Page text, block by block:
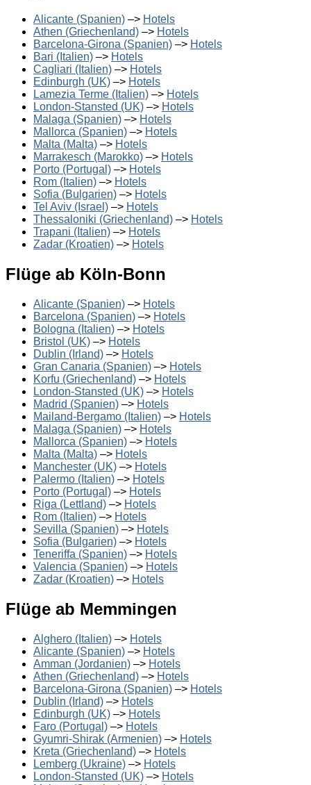
Alicante (Spanien) –> Hotels
Athen (Griechenland) –> Hotels
Barcelona-Girona (Spanien) –> Hotels
Bari (Italien) –> Hotels
Cagliari (Italien) –> Hotels
Edinburgh (UK) –> Hotels
Lamezia Terme (Italien) –> Hotels
London-Stansted (UK) –> Hotels
Malaga (Spanien) –> Hotels
Mallorca (Spanien) –> Hotels
Malta (Malta) –> Hotels
Marrakesch (Marokko) –> Hotels
Porto (Portugal) –> Hotels
Rom (Italien) –> Hotels
Sofia (Bulgarien) –> Hotels
Tel Aviv (Israel) –> Hotels
Thessaloniki (Griechenland) –> Hotels
Trapani (Italien) –> Hotels
Zadar (Kroatien) –> Hotels
Flüge ab Köln-Bonn
Alicante (Spanien) –> Hotels
Barcelona (Spanien) –> Hotels
Bologna (Italien) –> Hotels
Bristol (UK) –> Hotels
Dublin (Irland) –> Hotels
Gran Canaria (Spanien) –> Hotels
Korfu (Griechenland) –> Hotels
London-Stansted (UK) –> Hotels
Madrid (Spanien) –> Hotels
Mailand-Bergamo (Italien) –> Hotels
Malaga (Spanien) –> Hotels
Mallorca (Spanien) –> Hotels
Malta (Malta) –> Hotels
Manchester (UK) –> Hotels
Palermo (Italien) –> Hotels
Porto (Portugal) –> Hotels
Riga (Lettland) –> Hotels
Rom (Italien) –> Hotels
Sevilla (Spanien) –> Hotels
Sofia (Bulgarien) –> Hotels
Teneriffa (Spanien) –> Hotels
Valencia (Spanien) –> Hotels
Zadar (Kroatien) –> Hotels
Flüge ab Memmingen
Alghero (Italien) –> Hotels
Alicante (Spanien) –> Hotels
Amman (Jordanien) –> Hotels
Athen (Griechenland) –> Hotels
Barcelona-Girona (Spanien) –> Hotels
Dublin (Irland) –> Hotels
Edinburgh (UK) –> Hotels
Faro (Portugal) –> Hotels
Gyumri-Shirak (Armenien) –> Hotels
Kreta (Griechenland) –> Hotels
Lemberg (Ukraine) –> Hotels
London-Stansted (UK) –> Hotels